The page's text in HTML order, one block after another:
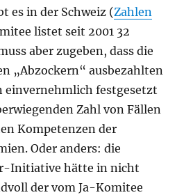
es in der Schweiz (Zahlen
listet seit 2001 32
aber zugeben, dass die
„Abzockern“ ausbezahlten
einvernehmlich festgesetzt
Zahl von Fällen
Kompetenzen der
Oder anders: die
Initiative hätte in nicht
der vom Ja-Komitee